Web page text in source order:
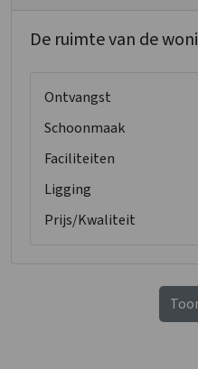
De ruimte van de
Ontvangst
Schoonmaak
Faciliteiten
Ligging
Prijs/Kwaliteit